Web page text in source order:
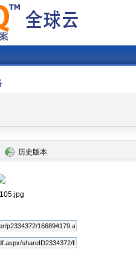
历史版本